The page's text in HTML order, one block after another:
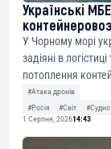
Українські
У Чорному морі
задіяні в
потоплення
#Атака дронів
#Росія
#Світ #Судно
1 Серпня, 202614:43